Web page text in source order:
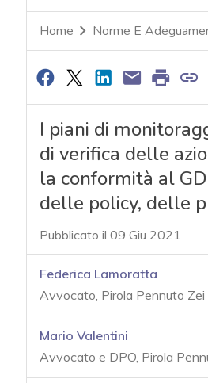
Home Norme E
I piani di
di verifica delle
la conformità al
delle policy, delle
Pubblicato il 09 Giu 2021
Federica Lamoratta
Avvocato, Pirola Pennuto
Mario Valentini
Avvocato e DPO, Pirola